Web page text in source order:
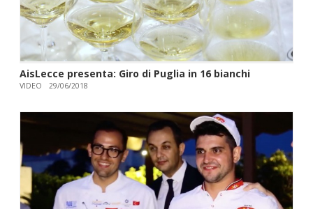
AisLecce presenta: Giro di Puglia in 16 bianchi
VIDEO 29/06/2018